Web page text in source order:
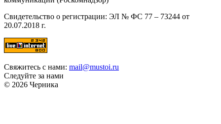
Свидетельство о регистрации: ЭЛ № ФС 77 – 73244 от
20.07.2018 г.
Свяжитесь с нами: mail@mustoi.ru
Следуйте за нами
© 2026 Черника